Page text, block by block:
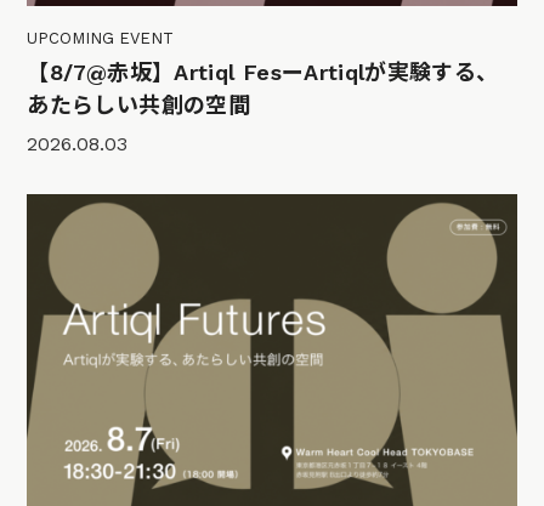
UPCOMING EVENT
【8/7@赤坂】Artiql FesーArtiqlが実験する、
あたらしい共創の空間
2026.08.03